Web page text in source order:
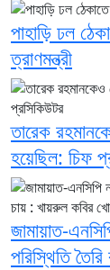
পাহাড়ি ঢল
ত্রাণমন্ত্রী
তারেক
হয়েছিল: চিফ
জামায়াত-
পরিস্থিতি